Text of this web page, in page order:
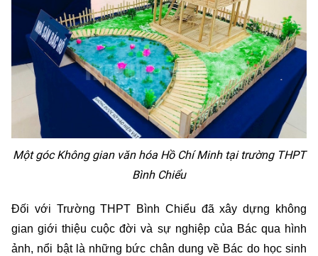
Một góc Không gian văn hóa Hồ Chí Minh tại trường THPT
Bình Chiểu
Đối với Trường THPT Bình Chiểu đã xây dựng không
gian giới thiệu cuộc đời và sự nghiệp của Bác qua hình
ảnh, nổi bật là những bức chân dung về Bác do học sinh